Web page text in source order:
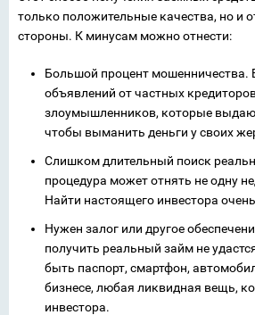
только положительные качества, но и
стороны. К минусам можно отнести:
Большой процент мошенничества.
объявлений от частных
злоумышленников, которые
чтобы выманить деньги у своих
Слишком длительный поиск
процедура может отнять не одну
Найти настоящего инвестора
Нужен залог или другое
получить реальный займ не
быть паспорт, смартфон,
бизнесе, любая ликвидная вещь,
инвестора.